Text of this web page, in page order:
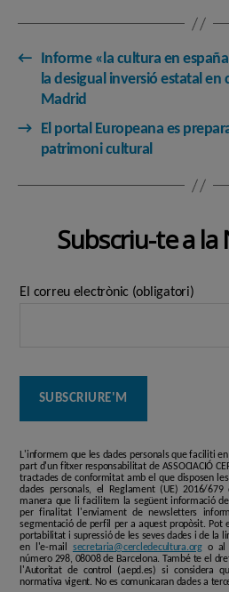
←
Informe «la cultura en
la desigual inversió estatal en
Madrid
→
El portal Europeana es
patrimoni cultural
Subscriu-te a
El correu electrònic (obligatori)
L'informem que les dades personals que faciliti
part d'un fitxer responsabilitat de ASSOCIACIÓ
tractades de conformitat amb el que disposen
dades personals, el Reglament (UE) 2016/
manera que li facilitem la següent informació
per finalitat l'enviament de newsletters
segmentació de perfil per a aquest propòsit. Pot
portabilitat i supressió de les seves dades i de la
en l'e-mail secretaria@cercledecultura.orgo al
número 298, 08008 de Barcelona. També te el
l'Autoritat de control (aepd.es) si considera
normativa vigent. No es comunicaran dades a